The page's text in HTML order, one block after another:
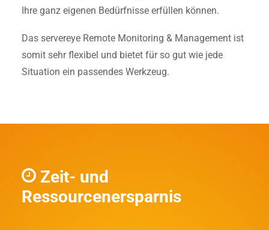
Ihre ganz eigenen Bedürfnisse erfüllen können.
Das servereye Remote Monitoring & Management ist
somit sehr flexibel und bietet für so gut wie jede
Situation ein passendes Werkzeug.
Zeit- und
Ressourcenersparnis